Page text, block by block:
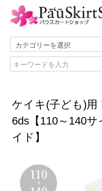
ケイキ(子ども)用
6ds【110～140
イド】